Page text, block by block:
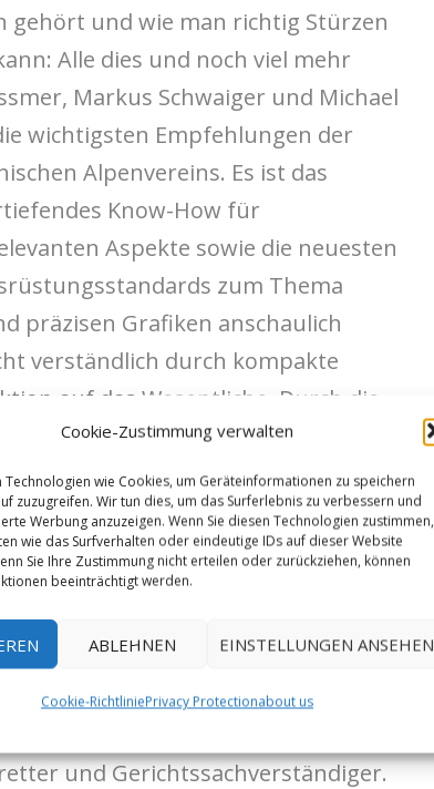
Cookie-Zustimmung verwalten
Technologien wie Cookies, um Geräteinformationen zu speichern
zuzugreifen. Wir tun dies, um das Surferlebnis zu verbessern und
Werbung anzuzeigen. Wenn Sie diesen Technologien zustimmen,
wie das Surfverhalten oder eindeutige IDs auf dieser Website
Sie Ihre Zustimmung nicht erteilen oder zurückziehen, können
beeinträchtigt werden.
ABLEHNEN EINSTELLUNGEN ANSEHEN
Cookie-RichtliniePrivacy Protectionabout us
und wie man richtig Stürzen
Alle dies und noch viel mehr
Markus Schwaiger und Michael
wichtigsten Empfehlungen der
Alpenvereins. Es ist das
Know-How für
Aspekte sowie die neuesten
zum Thema
präzisen Grafiken anschaulich
verständlich durch kompakte
auf das Wesentliche. Durch die
erhält das Buch die
alsTaschenbuch für 16.90 €
farbig bebildert; 148 mm x 148
2022 Tyrolia ISBN 978-3-7022-
Sportkletterlehrer,
und Gerichtssachverständiger.